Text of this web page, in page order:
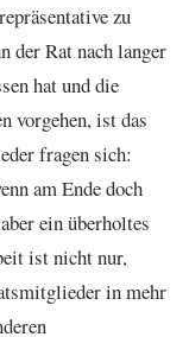
zu
der Rat nach langer
hat und die
vorgehen, ist das
fragen sich:
am Ende doch
ein überholtes
ist nicht nur,
in mehr